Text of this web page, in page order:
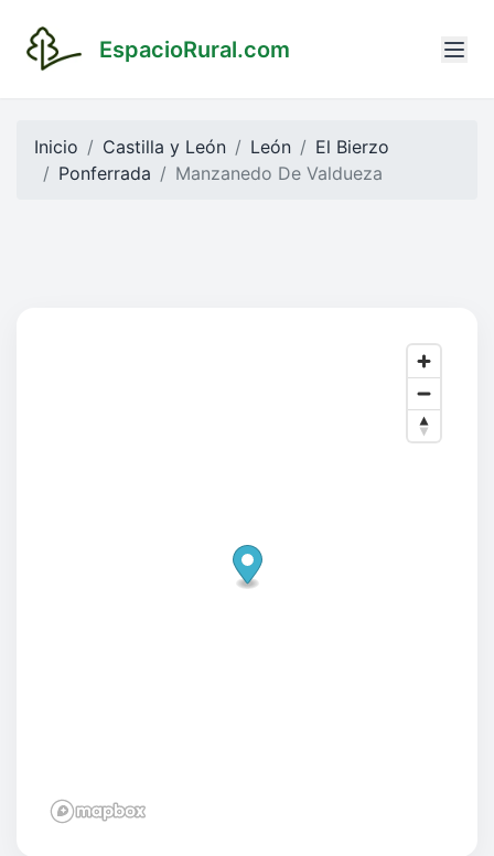
EspacioRural.com
Inicio Castilla y León León
El Bierzo
Ponferrada
Manzanedo De Valdueza